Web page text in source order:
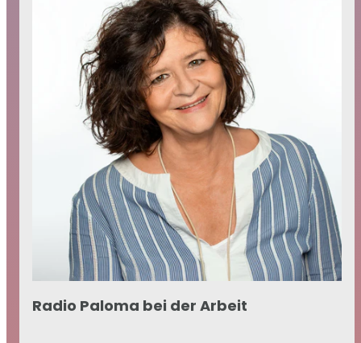
Radio Paloma bei der Arbeit